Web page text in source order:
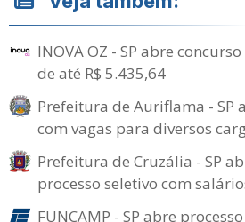
INOVA OZ - SP abre
de até R$ 5.435,64
Prefeitura de Auriflama - SP
com vagas para diversos
Prefeitura de Cruzália - SP
processo seletivo com
FUNCAMP - SP abre